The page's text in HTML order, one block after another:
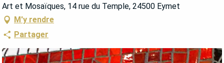
Art et Mosaïques, 14 rue du Temple, 24500 Eymet
M'y rendre
Partager